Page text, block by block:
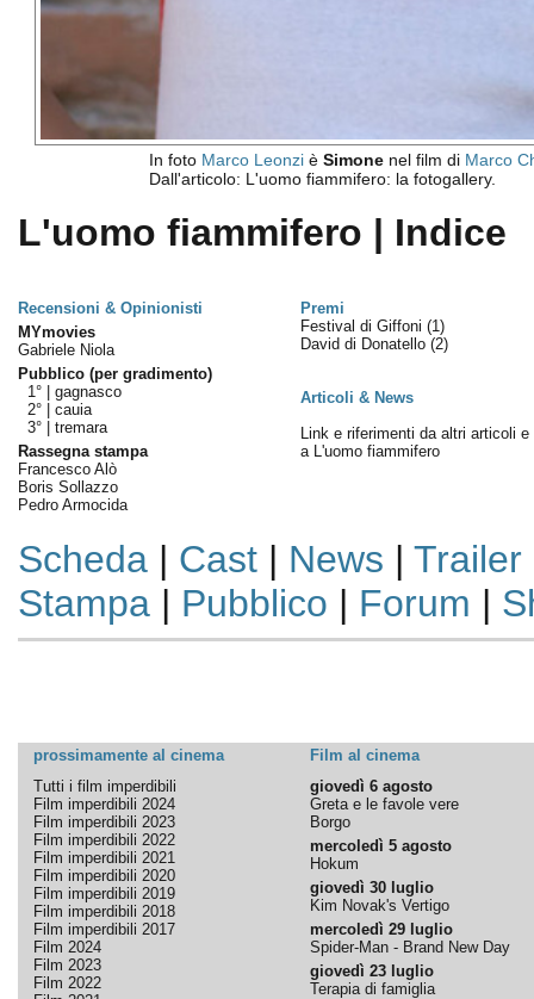
In foto Marco Leonziè Simonenel film di Marco
Dall'articolo: L'uomo fiammifero: la fotogallery.
L'uomo fiammifero | Indice
Recensioni & Opinionisti
Premi
MYmovies
Gabriele Niola
Pubblico (per gradimento)
1° | gagnasco
2° | cauia
3° | tremara
Rassegna stampa
Francesco Alò
Boris Sollazzo
Pedro Armocida
Festival di Giffoni (1)
David di Donatello (2)
Articoli & News
Link e riferimenti da altri articoli e
a L'uomo fiammifero
Scheda| Cast| News | Trailer
Stampa| Pubblico | Forum |
prossimamente al cinema
Film al cinema
Tutti i film imperdibili
Film imperdibili 2024
Film imperdibili 2023
Film imperdibili 2022
Film imperdibili 2021
Film imperdibili 2020
Film imperdibili 2019
Film imperdibili 2018
Film imperdibili 2017
Film 2024
Film 2023
Film 2022
giovedì 6 agosto
Greta e le favole vere
Borgo
mercoledì 5 agosto
Hokum
giovedì 30 luglio
Kim Novak's Vertigo
mercoledì 29 luglio
Spider-Man - Brand New Day
giovedì 23 luglio
Terapia di famiglia